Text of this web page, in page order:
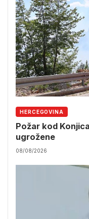
HERCEGOVINA
Požar kod
ugrožene
08/08/2026